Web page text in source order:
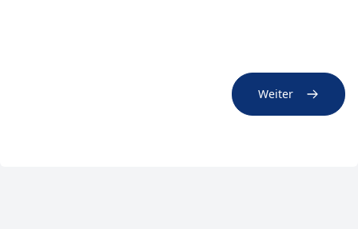
Weiter